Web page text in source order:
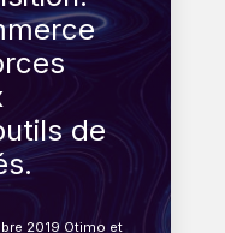
de
2019 Otimo et